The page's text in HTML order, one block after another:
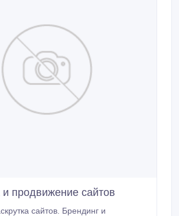
и продвижение сайтов
сайтов. Брендинг и